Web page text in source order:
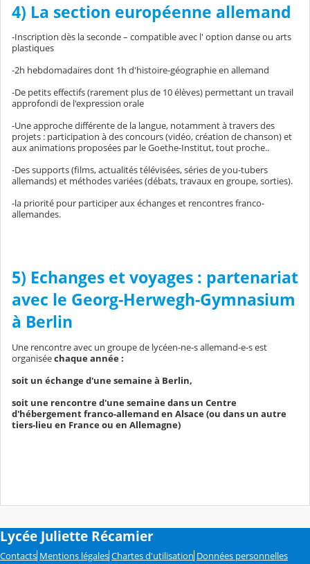
4) La section européenne allemand
-Inscription dès la seconde – compatible avec l' option danse ou arts
plastiques
-2h hebdomadaires dont 1h d'histoire-géographie en allemand
-De petits effectifs (rarement plus de 10 élèves) permettant un travail
approfondi de l'expression orale
-Une approche différente de la langue, notamment à travers des
projets : participation à des concours (vidéo, création de chanson) et
aux animations proposées par le Goethe-Institut, tout proche..
-Des supports (films, actualités télévisées, séries de you-tubers
allemands) et méthodes variées (débats, travaux en groupe, sorties).
-la priorité pour participer aux échanges et rencontres franco-
allemandes.
5) Echanges et voyages : partenariat
avec le Georg-Herwegh-Gymnasium
à Berlin
Une rencontre avec un groupe de lycéen-ne-s allemand-e-s est
organiséechaque année :
soit un échange d'une semaine à Berlin,
soit une rencontre d'une semaine dans un Centre
d'hébergement franco-allemand en Alsace (ou dans un autre
tiers-lieu en France ou en Allemagne)
Lycée Juliette Récamier
Contacts Mentions légales Chartes d'utilisation Données personnelles